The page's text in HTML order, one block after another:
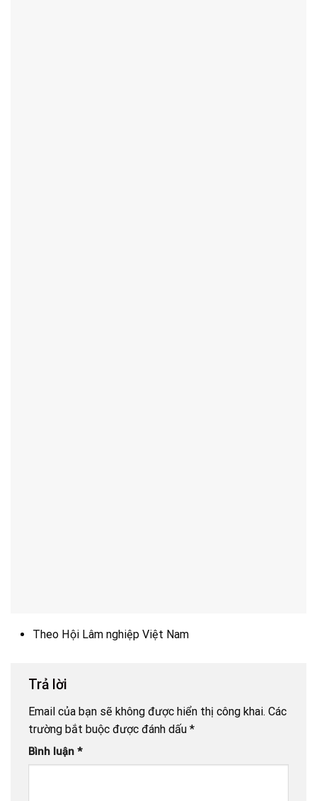
Theo Hội Lâm nghiệp Việt Nam
Trả lời
Email của bạn sẽ không được hiển thị công khai. Các
trường bắt buộc được đánh dấu *
Bình luận *